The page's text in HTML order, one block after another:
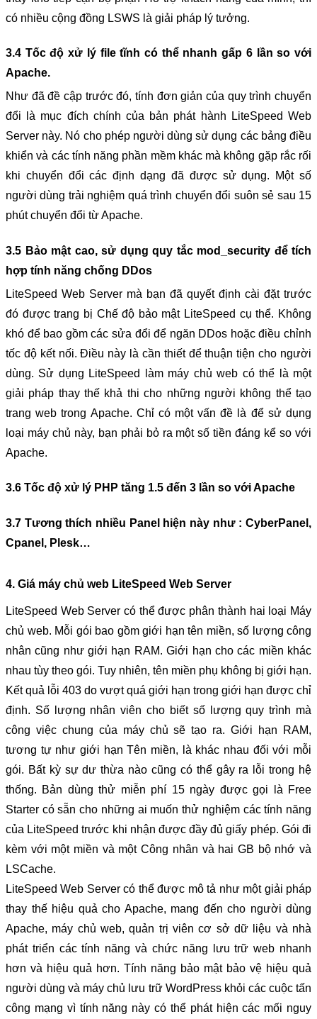
có nhiều cộng đồng LSWS là giải pháp lý tưởng.
3.4 Tốc độ xử lý file tĩnh có thể nhanh gấp 6 lần so với
Apache.
Như đã đề cập trước đó, tính đơn giản của quy trình chuyển
đổi là mục đích chính của bản phát hành LiteSpeed Web
Server này. Nó cho phép người dùng sử dụng các bảng điều
khiển và các tính năng phần mềm khác mà không gặp rắc rối
khi chuyển đổi các định dạng đã được sử dụng. Một số
người dùng trải nghiệm quá trình chuyển đổi suôn sẻ sau 15
phút chuyển đổi từ Apache.
3.5 Bảo mật cao, sử dụng quy tắc mod_security để tích
hợp tính năng chống DDos
LiteSpeed Web Server mà bạn đã quyết định cài đặt trước
đó được trang bị Chế độ bảo mật LiteSpeed ​​cụ thể. Không
khó để bao gồm các sửa đổi để ngăn DDos hoặc điều chỉnh
tốc độ kết nối. Điều này là cần thiết để thuận tiện cho người
dùng. Sử dụng LiteSpeed ​​làm máy chủ web có thể là một
giải pháp thay thế khả thi cho những người không thể tạo
trang web trong Apache. Chỉ có một vấn đề là để sử dụng
loại máy chủ này, bạn phải bỏ ra một số tiền đáng kể so với
Apache.
3.6 Tốc độ xử lý PHP tăng 1.5 đến 3 lần so với Apache
3.7 Tương thích nhiều Panel hiện này như : CyberPanel,
Cpanel, Plesk…
4. Giá máy chủ web LiteSpeed Web Server
LiteSpeed Web Server ​​có thể được phân thành hai loại Máy
chủ web. Mỗi gói bao gồm giới hạn tên miền, số lượng công
nhân cũng như giới hạn RAM. Giới hạn cho các miền khác
nhau tùy theo gói. Tuy nhiên, tên miền phụ không bị giới hạn.
Kết quả lỗi 403 do vượt quá giới hạn trong giới hạn được chỉ
định. Số lượng nhân viên cho biết số lượng quy trình mà
công việc chung của máy chủ sẽ tạo ra. Giới hạn RAM,
tương tự như giới hạn Tên miền, là khác nhau đối với mỗi
gói. Bất kỳ sự dư thừa nào cũng có thể gây ra lỗi trong hệ
thống. Bản dùng thử miễn phí 15 ngày được gọi là Free
Starter có sẵn cho những ai muốn thử nghiệm các tính năng
của LiteSpeed ​​trước khi nhận được đầy đủ giấy phép. Gói đi
kèm với một miền và một Công nhân và hai GB bộ nhớ và
LSCache.
LiteSpeed ​​Web Server có thể được mô tả như một giải pháp
thay thế hiệu quả cho Apache, mang đến cho người dùng
Apache, máy chủ web, quản trị viên cơ sở dữ liệu và nhà
phát triển các tính năng và chức năng lưu trữ web nhanh
hơn và hiệu quả hơn. Tính năng bảo mật bảo vệ hiệu quả
người dùng và máy chủ lưu trữ WordPress khỏi các cuộc tấn
công mạng vì tính năng này có thể phát hiện các mối nguy